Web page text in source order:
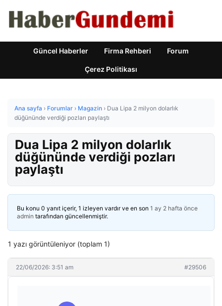
Güncel Haberler Firma Rehberi Forum
Çerez Politikası
Ana sayfa › Forumlar › Magazin › Dua Lipa 2 milyon dolarlık
düğününde verdiği pozları paylaştı
Dua Lipa 2 milyon dolarlık
düğününde verdiği pozları
paylaştı
Bu konu 0 yanıt içerir, 1 izleyen vardır ve en son 1 ay 2 hafta önce
admin tarafından güncellenmiştir.
1 yazı görüntüleniyor (toplam 1)
22/06/2026: 3:51 am #29506